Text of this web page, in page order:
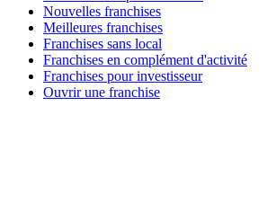
Nouvelles franchises
Meilleures franchises
Franchises sans local
Franchises en complément d'activité
Franchises pour investisseur
Ouvrir une franchise